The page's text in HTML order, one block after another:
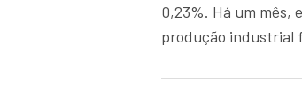
0,23%. Há um mês,
produção industrial